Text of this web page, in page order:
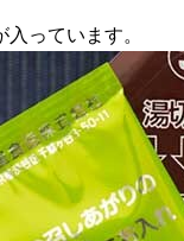
っています。